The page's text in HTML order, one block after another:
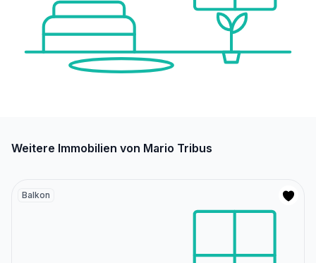
Weitere Immobilien von Mario Tribus
Balkon